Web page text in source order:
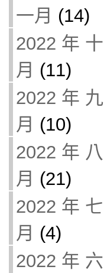
一月 (14)
2022 年 十
月 (11)
2022 年 九
月 (10)
2022 年 八
月 (21)
2022 年 七
月 (4)
2022 年 六